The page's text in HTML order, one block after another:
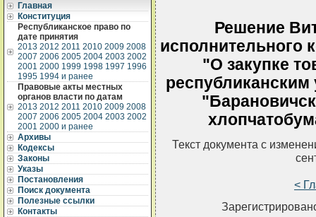
Главная
Конституция
Республиканское право по
дате принятия
2013 2012 2011 2010 2009 2008
2007 2006 2005 2004 2003 2002
2001 2000 1999 1998 1997 1996
1995 1994 и ранее
Правовые акты местных
органов власти по датам
2013 2012 2011 2010 2009 2008
2007 2006 2005 2004 2003 2002
2001 2000 и ранее
Архивы
Кодексы
Законы
Указы
Постановления
Поиск документа
Полезные ссылки
Контакты
Решение
исполнительного
"О закупке
Текст документа с
<